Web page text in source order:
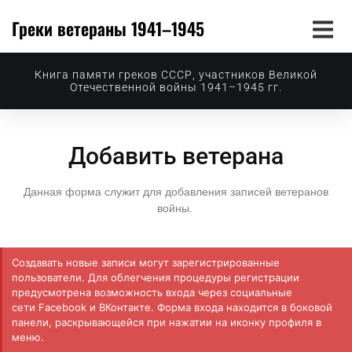
Греки ветераны 1941–1945
Книга памяти греков СССР, участников Великой
Отечественной войны 1941–1945 гг.
Добавить ветерана
Данная форма служит для добавления записей ветеранов
войны.
Создавать новые записи могут зарегистрированные
пользователи. Для облегчения процедуры регистрации
предусмотрена возможность входа через социальные
сети Facebook и ВКонтакте. Форма входа находится в боковой
панели, раскрывающейся при нажатии на иконку профиля в
меню.